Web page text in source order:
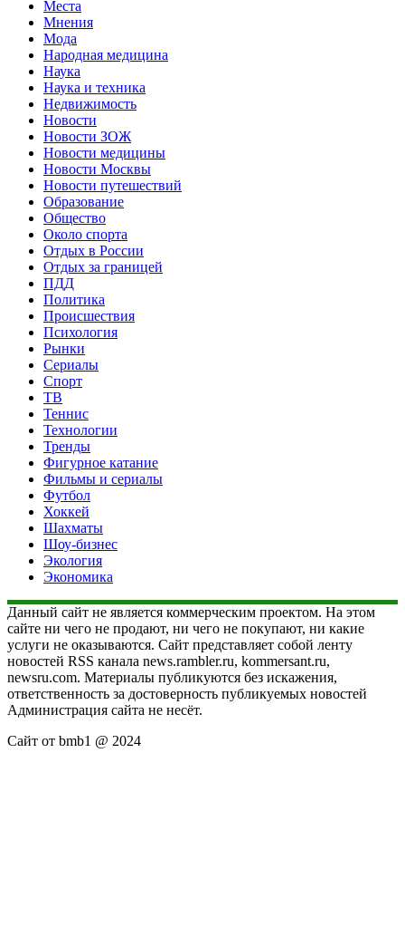
Места
Мнения
Мода
Народная медицина
Наука
Наука и техника
Недвижимость
Новости
Новости ЗОЖ
Новости медицины
Новости Москвы
Новости путешествий
Образование
Общество
Около спорта
Отдых в России
Отдых за границей
ПДД
Политика
Происшествия
Психология
Рынки
Сериалы
Спорт
ТВ
Теннис
Технологии
Тренды
Фигурное катание
Фильмы и сериалы
Футбол
Хоккей
Шахматы
Шоу-бизнес
Экология
Экономика
Данный сайт не является коммерческим проектом. На этом
сайте ни чего не продают, ни чего не покупают, ни какие
услуги не оказываются. Сайт представляет собой ленту
новостей RSS канала news.rambler.ru, kommersant.ru,
newsru.com. Материалы публикуются без искажения,
ответственность за достоверность публикуемых новостей
Администрация сайта не несёт.
Сайт от bmb1 @ 2024